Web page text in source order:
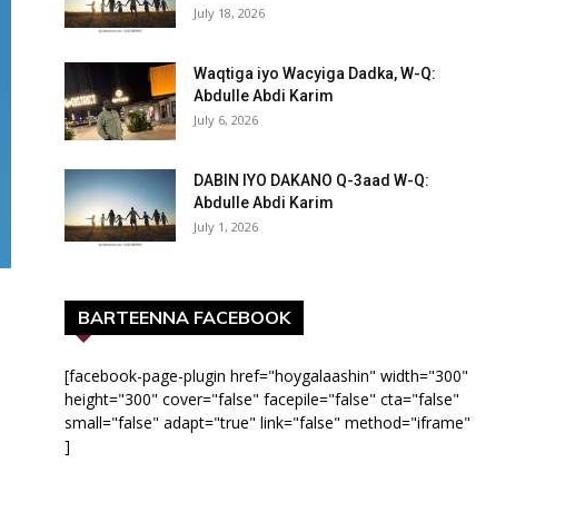
July 18, 2026
Waqtiga iyo Wacyiga Dadka, W-Q:
Abdulle Abdi Karim
July 6, 2026
DABIN IYO DAKANO Q-3aad W-Q:
Abdulle Abdi Karim
July 1, 2026
BARTEENNA FACEBOOK
[facebook-page-plugin href="hoygalaashin" width="300"
height="300" cover="false" facepile="false" cta="false"
small="false" adapt="true" link="false" method="iframe"
]